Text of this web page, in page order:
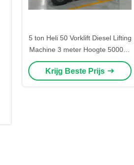
5 ton Heli 50 Vorklift Diesel Lifting
Machine 3 meter Hoogte 5000kg
Gewicht
Krijg Beste Prijs